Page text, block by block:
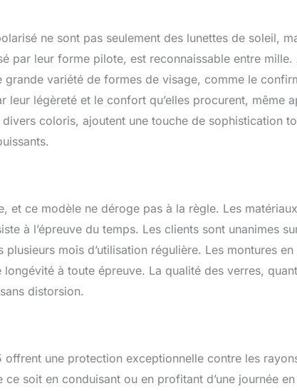
cliquez sur Ray-Ban au-dessus du titre du produit pour
de soleil Ray-Ban et de l'assortiment optique
ne sont pas seulement des lunettes de soleil,
par leur forme pilote, est reconnaissable entre
variété de formes de visage, comme le
leur légèreté et le confort qu’elles procurent, même
coloris, ajoutent une touche de sophistication
et ce modèle ne déroge pas à la règle. Les
à l’épreuve du temps. Les clients sont unanimes
mois d’utilisation régulière. Les montures
à toute épreuve. La qualité des verres,
distorsion.
offrent une protection exceptionnelle contre les
soit en conduisant ou en profitant d’une journée